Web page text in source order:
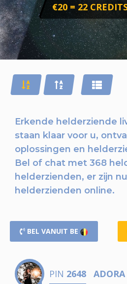
€20 = 22
Erkende helderziende
staan klaar voor u,
oplossingen en
Bel of chat met 368
helderzienden, er zijn nu
helderzienden online.
BEL VANUIT BE
PIN 2648 ADORA